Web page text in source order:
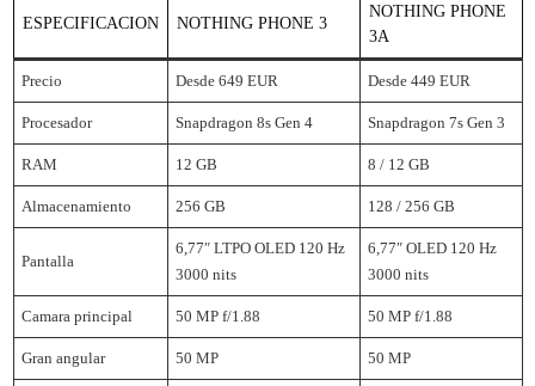
ESPECIFICACION NOTHING PHONE 3
NOTHING PHONE
3A
Precio Desde 649 EUR Desde 449 EUR
Procesador Snapdragon 8s Gen 4 Snapdragon 7s Gen 3
RAM 12 GB 8 / 12 GB
Almacenamiento 256 GB 128 / 256 GB
Pantalla
6,77″ LTPO OLED 120 Hz
3000 nits
6,77″ OLED 120 Hz
3000 nits
Camara principal 50 MP f/1.88 50 MP f/1.88
Gran angular 50 MP 50 MP